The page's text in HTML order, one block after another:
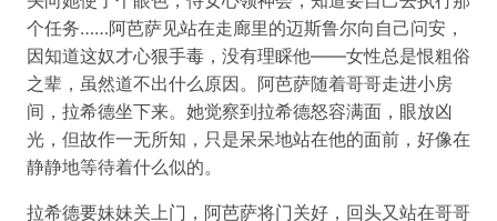
个任务……阿芭萨见站在走廊里的迈斯鲁尔向自己问安，
因知道这奴才心狠手毒，没有理睬他——女性总是恨粗俗
之辈，虽然道不出什么原因。阿芭萨随着哥哥走进小房
间，拉希德坐下来。她觉察到拉希德怒容满面，眼放凶
光，但故作一无所知，只是呆呆地站在他的面前，好像在
静静地等待着什么似的。
拉希德要妹妹关上门，阿芭萨将门关好，回头又站在哥哥